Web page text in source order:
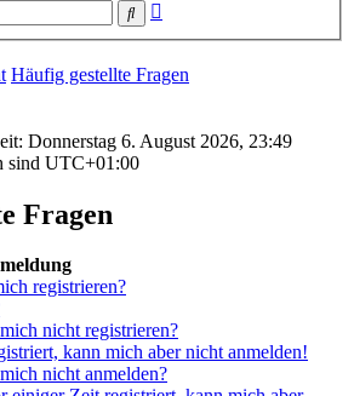
Suche
Häufig gestellte Fragen
Donnerstag 6. August 2026, 23:49
sind UTC+01:00
Fragen
registrieren?
nicht registrieren?
kann mich aber nicht anmelden!
nicht anmelden?